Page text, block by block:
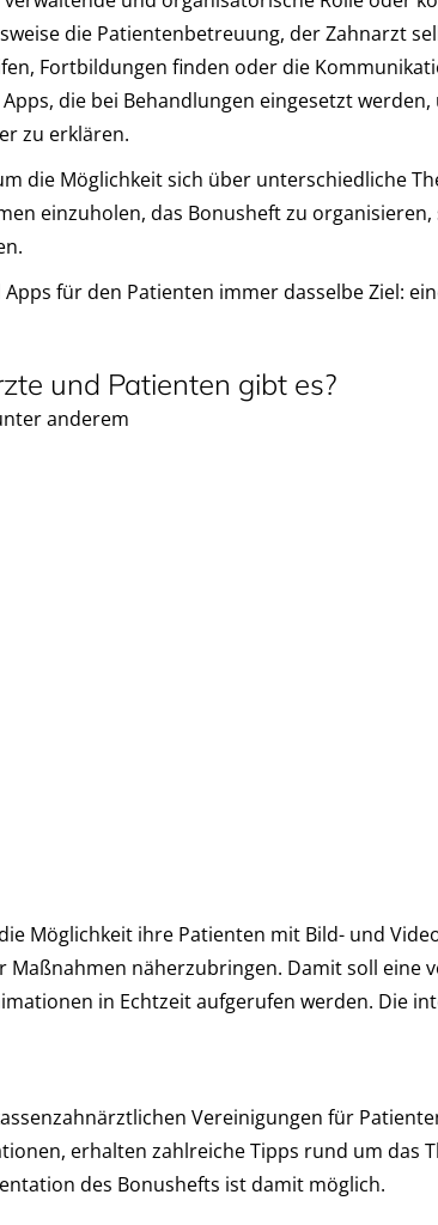
die Patientenbetreuung, der Zahnarzt
Fortbildungen finden oder die
die bei Behandlungen eingesetzt
zu erklären.
die Möglichkeit sich über unterschiedliche
einzuholen, das Bonusheft zu
für den Patienten immer dasselbe Ziel:
und Patienten gibt es?
anderem
Möglichkeit ihre Patienten mit Bild- und
näherzubringen. Damit soll eine
in Echtzeit aufgerufen werden. Die
Vereinigungen für
erhalten zahlreiche Tipps rund um das
des Bonushefts ist damit möglich.